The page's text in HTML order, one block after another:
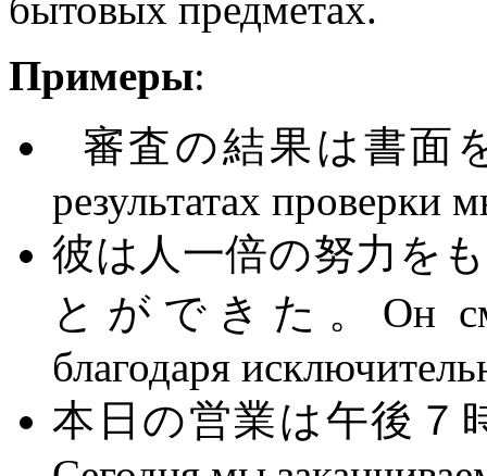
Примеры:
審査の結果は書面
результатах
彼は人一倍の努力を
とができた。Он
благодаря
本日の営業は午後７